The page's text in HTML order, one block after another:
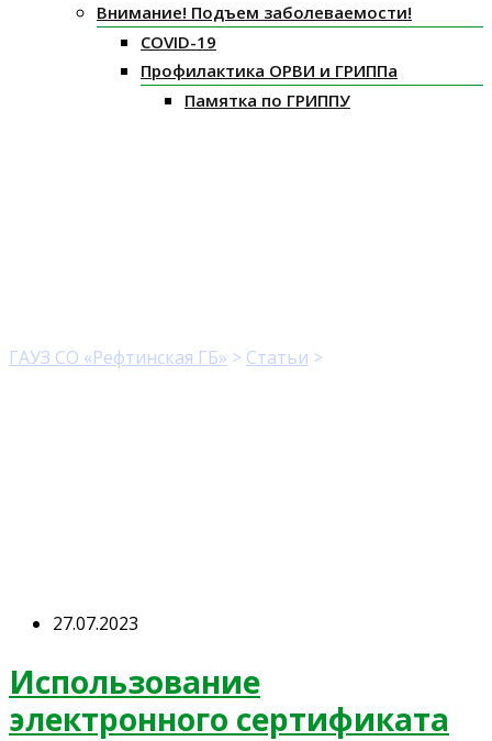
Внимание! Подъем заболеваемости!
COVID-19
Профилактика ОРВИ и ГРИППа
Памятка по ГРИППУ
ГАУЗ СО «Рефтинская ГБ» > Статьи >
27.07.2023
Использование
электронного сертификата